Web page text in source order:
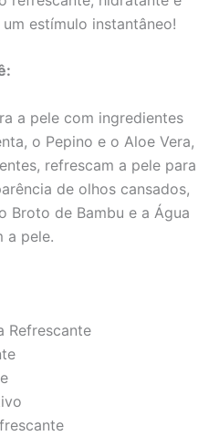
estímulo instantâneo!
a pele com ingredientes
o Pepino e o Aloe Vera,
refrescam a pele para
de olhos cansados,
Broto de Bambu e a Água
a pele.
Refrescante